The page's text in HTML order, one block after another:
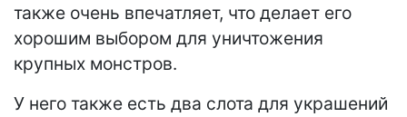
также очень впечатляет, что делает его
хорошим выбором для уничтожения
крупных монстров.
У него также есть два слота для украшений